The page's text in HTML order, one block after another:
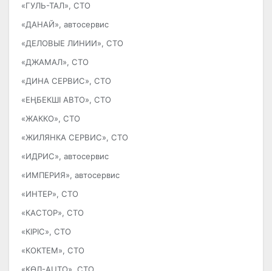
«ГУЛЬ-ТАЛ», СТО
«ДАНАЙ», автосервис
«ДЕЛОВЫЕ ЛИНИИ», СТО
«ДЖАМАЛ», СТО
«ДИНА СЕРВИС», СТО
«ЕҢБЕКШІ АВТО», СТО
«ЖАККО», СТО
«ЖИЛЯНКА СЕРВИС», СТО
«ИДРИС», автосервис
«ИМПЕРИЯ», автосервис
«ИНТЕР», СТО
«КАСТОР», СТО
«КІРІС», СТО
«КОКТЕМ», СТО